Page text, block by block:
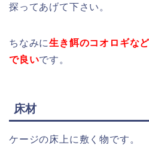
探ってあげて下さい。
ちなみに生き餌のコオロギな
で良いです。
床材
ケージの床上に敷く物です。